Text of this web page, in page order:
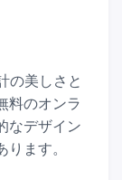
の美しさと
料のオンラ
なデザイン
ます。